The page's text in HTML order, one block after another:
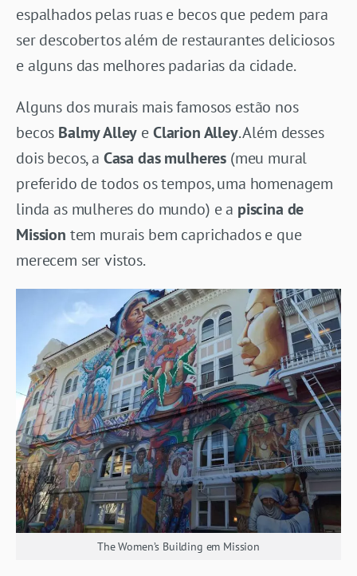
espalhados pelas ruas e becos que pedem para
ser descobertos além de restaurantes deliciosos
e alguns das melhores padarias da cidade.
Alguns dos murais mais famosos estão nos
becos Balmy Alley eClarion Alley. Além desses
dois becos, a Casa das mulheres (meu mural
preferido de todos os tempos, uma homenagem
linda as mulheres do mundo) e a piscina de
Mission tem murais bem caprichados e que
merecem ser vistos.
The Women’s Building em Mission